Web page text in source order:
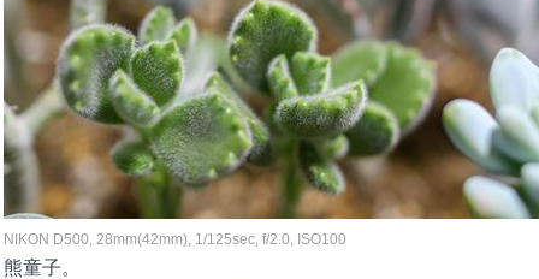
NIKON D500, 28mm(42mm), 1/125sec, f/2.0, ISO100
熊童子。